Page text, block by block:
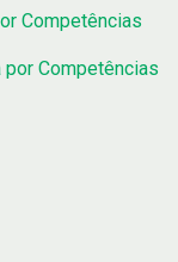
Competências
Competências